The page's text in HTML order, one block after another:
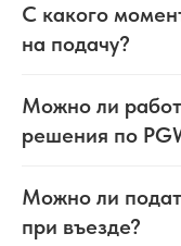
С какого
на подачу?
Можно ли
решения по
Можно ли
при въезде?